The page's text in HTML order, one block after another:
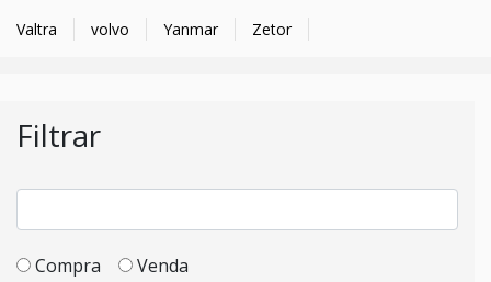
Valtra volvo Yanmar Zetor
Filtrar
Compra Venda